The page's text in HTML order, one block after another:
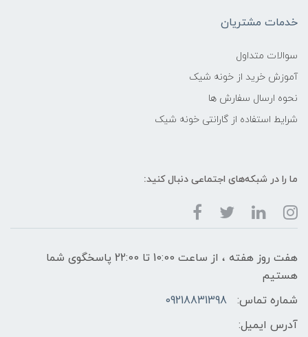
خدمات مشتریان
سوالات متداول
آموزش خرید از خونه شیک
نحوه ارسال سفارش ها
شرایط استفاده از گارانتی خونه شیک
ما را در شبکه‌های اجتماعی دنبال کنید:
هفت روز هفته ، از ساعت 10:00 تا 22:00 پاسخگوی شما
هستیم
شماره تماس:
09218831398
آدرس ایمیل: